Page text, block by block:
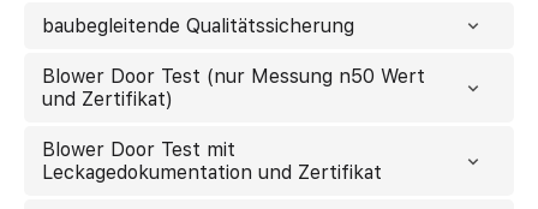
baubegleitende Qualitätssicherung
Blower Door Test (nur Messung n50 Wert
und Zertifikat)
Blower Door Test mit
Leckagedokumentation und Zertifikat